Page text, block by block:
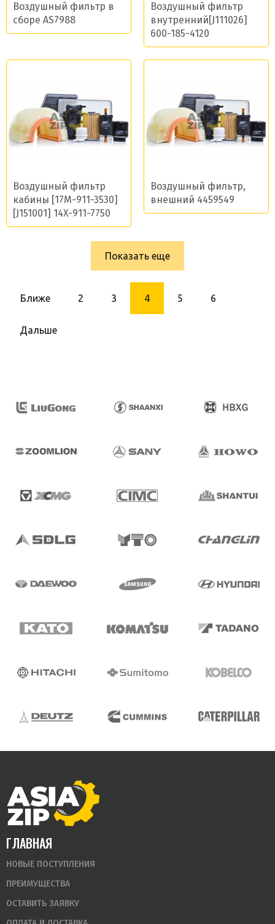
Воздушный фильтр в
сборе AS7988
Воздушный фильтр
внутренний[J111026]
600-185-4120
Воздушный фильтр
кабины [17M-911-3530]
[J151001] 14X-911-7750
Воздушный фильтр,
внешний 4459549
Показать еще
Ближе 2 3 4 5 6
Дальше
ГЛАВНАЯ
НОВЫЕ ПОСТУПЛЕНИЯ
ПРЕИМУЩЕСТВА
ОСТАВИТЬ ЗАЯВКУ